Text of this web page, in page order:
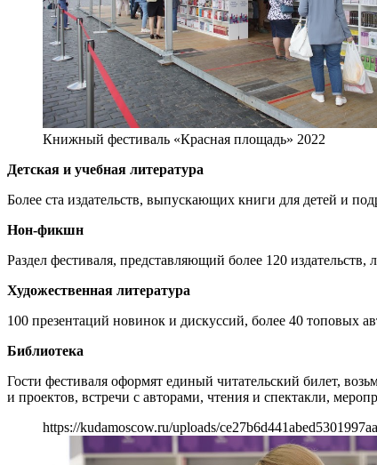
Книжный фестиваль «Красная площадь» 2022
Детская и учебная литература
Более ста издательств, выпускающих книги для детей и
Нон-фикшн
Раздел фестиваля, представляющий более 120
Художественная литература
100 презентаций новинок и дискуссий, более 40 топовых
Библиотека
Гости фестиваля оформят единый читательский билет,
и проектов, встречи с авторами, чтения и спектакли,
https://kudamoscow.ru/uploads/